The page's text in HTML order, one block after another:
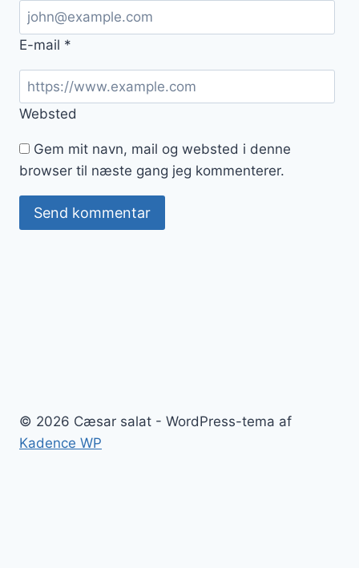
E-mail *
Websted
Gem mit navn, mail og websted i denne
browser til næste gang jeg kommenterer.
© 2026 Cæsar salat - WordPress-tema af
Kadence WP